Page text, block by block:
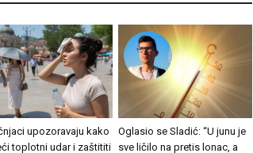
upozoravaju kako
toplotni udar i zaštititi
Oglasio se Sladić: “U junu je
sve ličilo na pretis lonac, a